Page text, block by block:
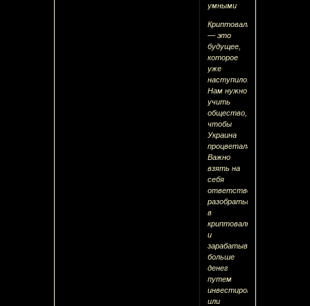
умными
Криптовалюты
— это
будущее,
которое
уже
наступило.
Нам нужно
учить
общество,
чтобы
Украина
процветала.
Важно
взять на
себя
ответственность
разобраться
в
криптовалютах
и
зарабатывать
больше
денег
путем
инвестирования
или